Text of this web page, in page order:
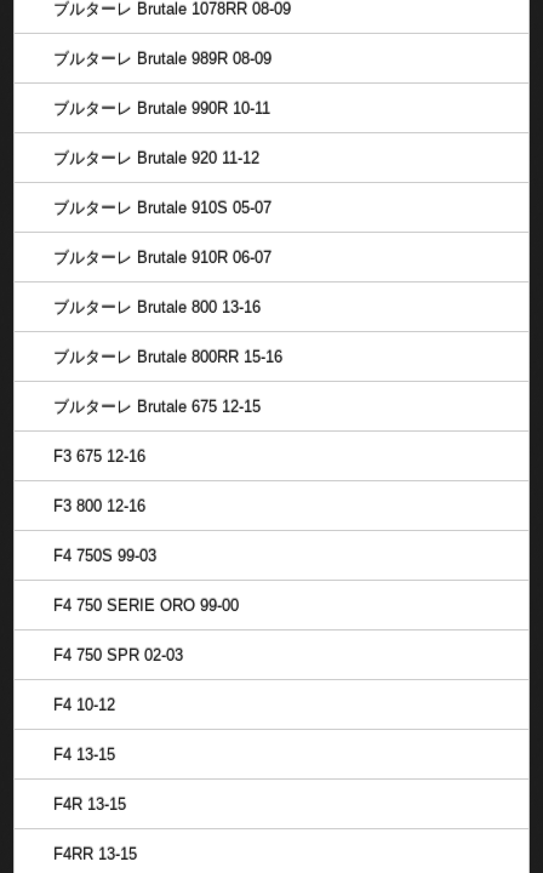
ブルターレ Brutale 1078RR 08-09
ブルターレ Brutale 989R 08-09
ブルターレ Brutale 990R 10-11
ブルターレ Brutale 920 11-12
ブルターレ Brutale 910S 05-07
ブルターレ Brutale 910R 06-07
ブルターレ Brutale 800 13-16
ブルターレ Brutale 800RR 15-16
ブルターレ Brutale 675 12-15
F3 675 12-16
F3 800 12-16
F4 750S 99-03
F4 750 SERIE ORO 99-00
F4 750 SPR 02-03
F4 10-12
F4 13-15
F4R 13-15
F4RR 13-15